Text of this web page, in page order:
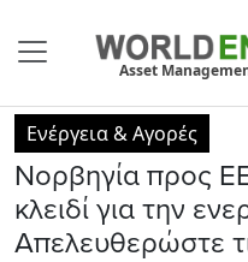
Asset
Ενέργεια & Αγορές
Νορβηγία προς
κλειδί για την
Απελευθερώστε